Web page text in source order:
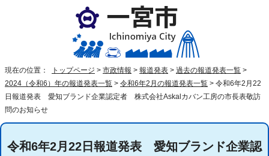
現在の位置： トップページ > 市政情報 > 報道発表 > 過去の報道発表一覧 >
2024（令和6）年の報道発表一覧 > 令和6年2月の報道発表一覧 > 令和6年2月22
日報道発表 愛知ブランド企業認定者 株式会社Askalカバン工房の市長表敬訪
問のお知らせ
令和6年2月22日報道発表 愛知ブランド企業認